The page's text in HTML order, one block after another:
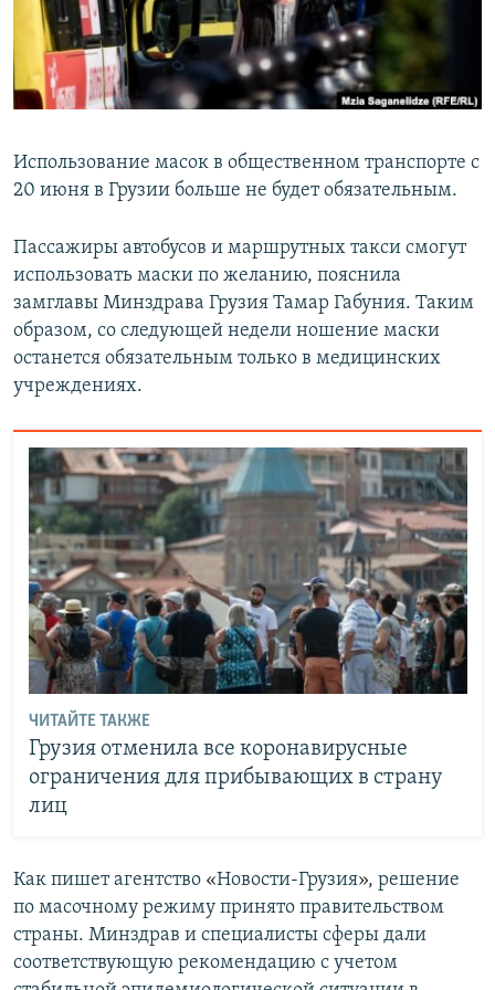
СПОРТ
МИР
БЛОГИ
ГОЛОСА
ЧИТАЕМ ПРЕССУ
АРХИВ РАДИОПРОГРАММЫ
Все сайты РСЕ/РС
Использование масок в общественном транспорте с
20 июня в Грузии больше не будет обязательным.
Пассажиры автобусов и маршрутных такси смогут
использовать маски по желанию, пояснила
замглавы Минздрава Грузия Тамар Габуния. Таким
образом, со следующей недели ношение маски
останется обязательным только в медицинских
учреждениях.
ЧИТАЙТЕ ТАКЖЕ
Грузия отменила все коронавирусные
ограничения для прибывающих в страну
лиц
Как пишет агентство «Новости-Грузия», решение
по масочному режиму принято правительством
страны. Минздрав и специалисты сферы дали
соответствующую рекомендацию с учетом